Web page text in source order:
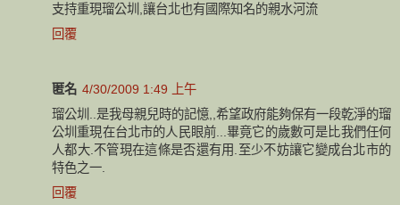
支持重現瑠公圳,讓台北也有國際知名的親水河流
回覆
匿名 4/30/2009 1:49 上午
瑠公圳..是我母親兒時的記憶,,希望政府能夠保有一段乾淨的瑠
公圳重現在台北市的人民眼前...畢竟它的歲數可是比我們任何
人都大.不管現在這條是否還有用.至少不妨讓它變成台北市的
特色之一.
回覆